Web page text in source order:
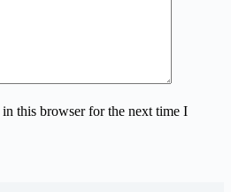
this browser for the next time I